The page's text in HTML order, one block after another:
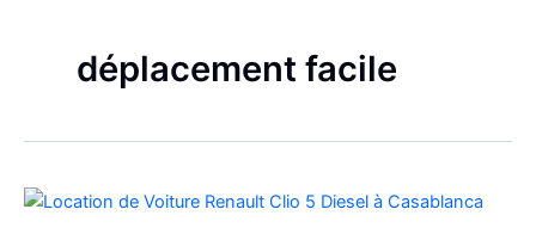
déplacement facile